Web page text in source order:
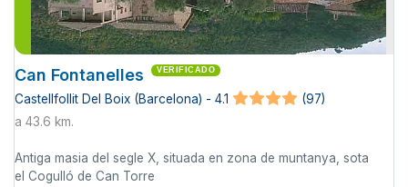
Can Fontanelles VERIFICADO
Castellfollit Del Boix (Barcelona) - 4.1
(97)
a 43.6 km.
Antiga masia del segle X, situada en zona de muntanya, sota
el Cogulló de Can Torre